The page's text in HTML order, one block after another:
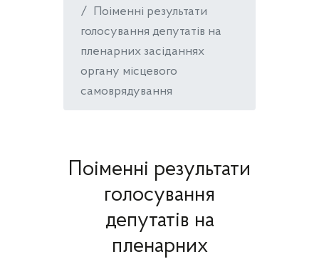
Поіменні результати
голосування депутатів на
пленарних засіданнях
органу місцевого
самоврядування
Поіменні результати
голосування
депутатів на
пленарних